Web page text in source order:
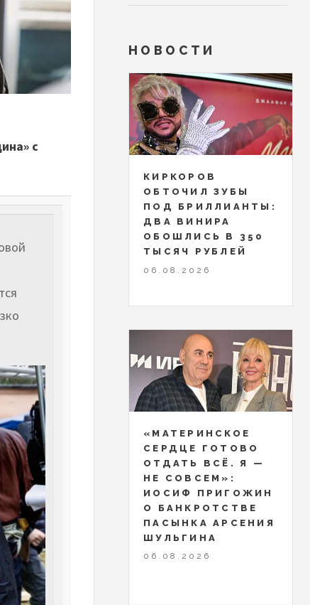
с
НОВОСТИ
КИРКОРОВ
ОБТОЧИЛ ЗУБЫ
ПОД БРИЛЛИАНТЫ:
ДВА ВИНИРА
ОБОШЛИСЬ В 350
ТЫСЯЧ РУБЛЕЙ
06.08.2026
«МАТЕРИНСКОЕ
СЕРДЦЕ ГОТОВО
ОТДАТЬ ВСЁ. Я —
НЕ СОВСЕМ»:
ИОСИФ ПРИГОЖИН
О БАНКРОТСТВЕ
ПАСЫНКА АРСЕНИЯ
ШУЛЬГИНА
06.08.2026